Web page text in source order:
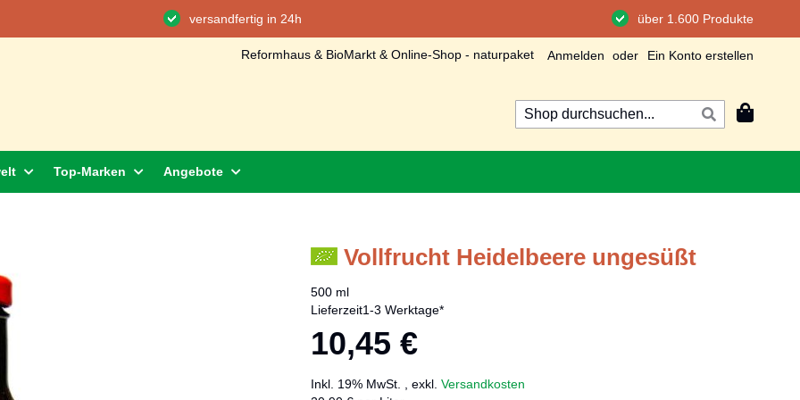
versandfertig in 24h über 1.600 Produkte
Reformhaus & BioMarkt & Online-Shop - naturpaket Anmelden Ein Konto erstellen
Mein
Suche
Top-Marken Angebote
Vollfrucht Heidelbeere ungesüßt
500 ml
Lieferzeit1-3 Werktage*
10,45 €
Inkl. 19% MwSt. exkl. Versandkosten